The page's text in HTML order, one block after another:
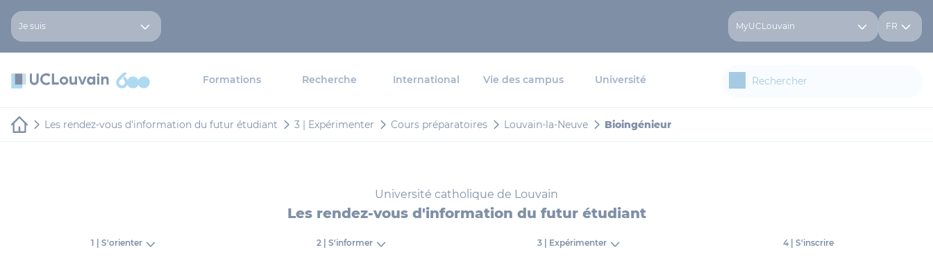
Panneau de gestion des cookies
Je suis MyUCLouvain FR
Formations Recherche International Vie des campus Université
Les rendez-vous d'information du futur étudiant 3 | Expérimenter Cours préparatoires Louvain-la-Neuve Bioingénieur
Université catholique de Louvain
Les rendez-vous d'information du futur étudiant
1 | S'orienter 2 | S'informer 3 | Expérimenter 4 | S'inscrire